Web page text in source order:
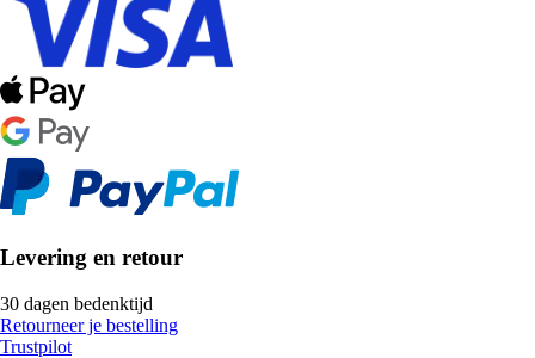
Levering en retour
30 dagen bedenktijd
Retourneer je bestelling
Trustpilot